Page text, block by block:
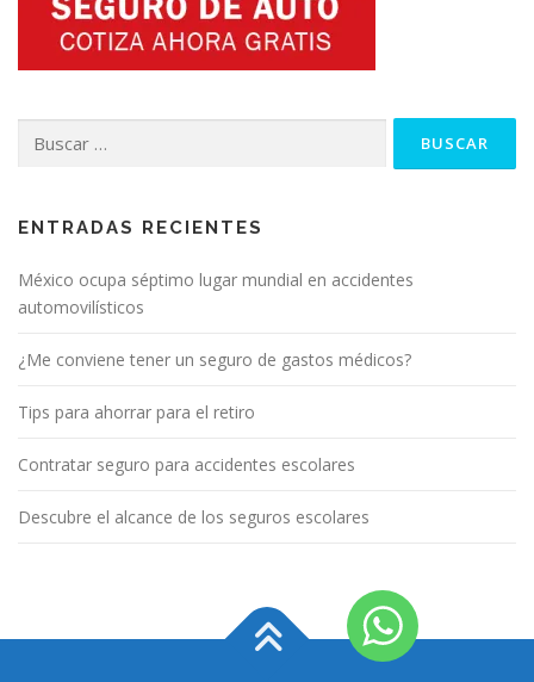
ENTRADAS RECIENTES
México ocupa séptimo lugar mundial en accidentes
automovilísticos
¿Me conviene tener un seguro de gastos médicos?
Tips para ahorrar para el retiro
Contratar seguro para accidentes escolares
Descubre el alcance de los seguros escolares